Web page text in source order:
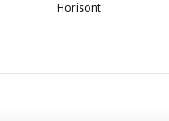
Horisont